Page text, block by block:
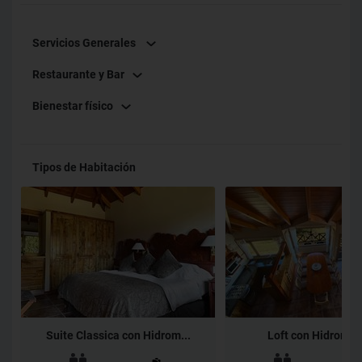
Servicios Generales
Restaurante y Bar
Bienestar físico
Tipos de Habitación
Suite Classica con Hidrom... Loft con